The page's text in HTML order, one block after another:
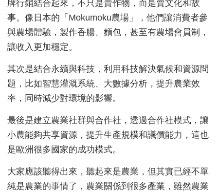
牌行銷結合起來，不只是賣作物，而是賣文化和故
事。像日本的「Mokumoku農場」，他們讓消費者參
與農場體驗，製作香腸、麵包，甚至有農場會員制，
讓收入更加穩定。
其次是結合永續與科技，利用科技解決氣候和資源問
題，比如智慧灌溉系統、大數據分析，提升農業效
率，同時減少對環境的影響。
最後是建立農業社群與合作社，透過合作社模式，讓
小農能夠共享資源，提升生產規模和議價能力，這也
是歐洲很多國家的成功模式。
大家應該聽得出來，聽起來是農業，但其實已經不單
純是農業的事情了，農業關係到很多產業，雖然農業